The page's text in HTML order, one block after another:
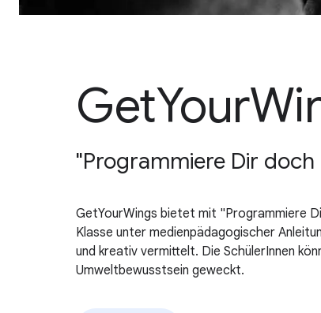
"Programmiere Dir
GetYourWings bietet mit "Programmiere
Klasse unter medienpädagogischer
und kreativ vermittelt. Die SchülerInnen
Umweltbewusstsein geweckt.